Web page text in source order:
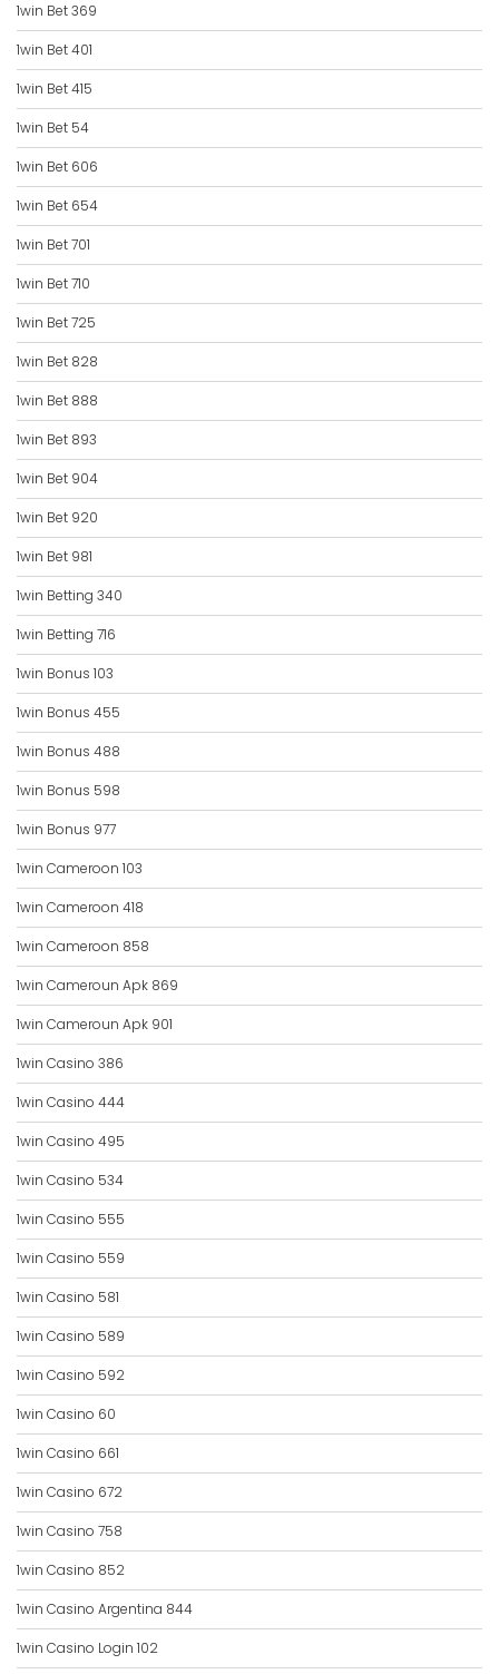
1win Bet 369
1win Bet 401
1win Bet 415
1win Bet 54
1win Bet 606
1win Bet 654
1win Bet 701
1win Bet 710
1win Bet 725
1win Bet 828
1win Bet 888
1win Bet 893
1win Bet 904
1win Bet 920
1win Bet 981
1win Betting 340
1win Betting 716
1win Bonus 103
1win Bonus 455
1win Bonus 488
1win Bonus 598
1win Bonus 977
1win Cameroon 103
1win Cameroon 418
1win Cameroon 858
1win Cameroun Apk 869
1win Cameroun Apk 901
1win Casino 386
1win Casino 444
1win Casino 495
1win Casino 534
1win Casino 555
1win Casino 559
1win Casino 581
1win Casino 589
1win Casino 592
1win Casino 60
1win Casino 661
1win Casino 672
1win Casino 758
1win Casino 852
1win Casino Argentina 844
1win Casino Login 102